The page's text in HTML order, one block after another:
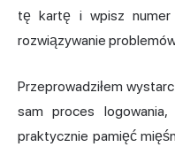
tę kartę i wpisz numer
rozwiązywanie
Przeprowadziłem
sam proces
praktycznie pamięć